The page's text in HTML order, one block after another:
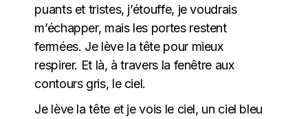
puants et tristes, j’étouffe, je voudrais
m’échapper, mais les portes restent
fermées. Je lève la tête pour mieux
respirer. Et là, à travers la fenêtre aux
contours gris, le ciel.
Je lève la tête et je vois le ciel, un ciel bleu